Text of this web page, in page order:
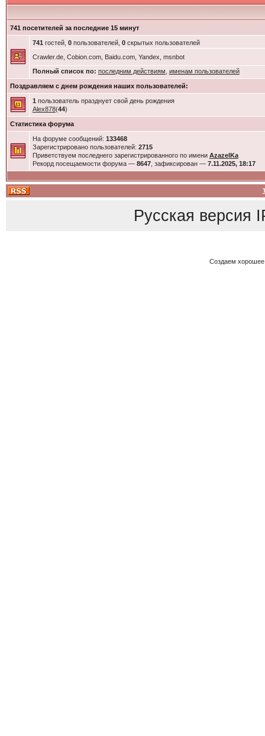
741 посетителей за последние 15 минут
741 гостей, 0пользователей, 0скрытых пользователей
Crawler.de, Cobion.com, Baidu.com, Yandex, msnbot
Полный список по: последним действиям именам пользователей
Поздравляем с днем рождения наших пользователей:
1 пользователь празднует свой день рождения
Alex878(44)
Статистика форума
На форуме сообщений: 133468
Зарегистрировано пользователей: 2715
Приветствуем последнего зарегистрированного по имени AzazelKa
Рекорд посещаемости форума — 8647, зафиксирован — 7.11.2025, 18:17
Русская версия
Создаем